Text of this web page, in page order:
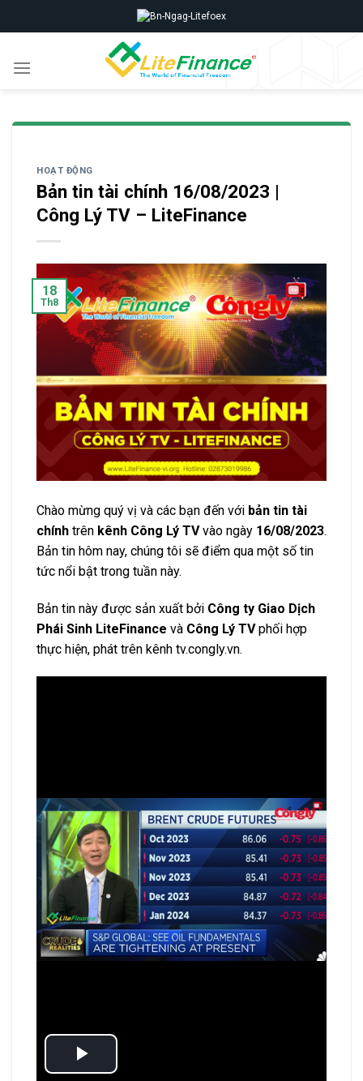
to
HOẠT ĐỘNG
Bản tin tài chính 16/08/2023 |
Công Lý TV – LiteFinance
18
Th8
Chào mừng quý vị và các bạn đến với bản tin tài
chính trên kênh Công Lý TVvào ngày 16/08/2023.
Bản tin hôm nay, chúng tôi sẽ điểm qua một số tin
tức nổi bật trong tuần này.
Bản tin này được sản xuất bởi Công ty Giao Dịch
Phái Sinh LiteFinance và Công Lý TVphối hợp
thực hiện, phát trên kênh tv.congly.vn.